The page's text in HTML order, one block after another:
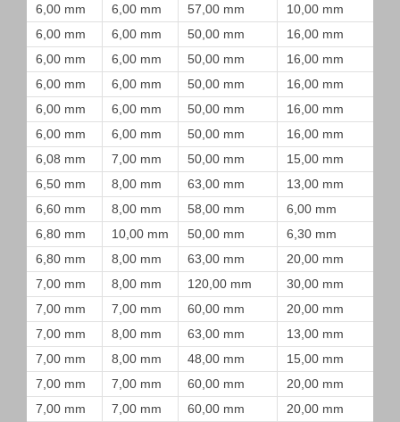
6,00 mm
6,00 mm 57,00 mm
10,00 mm
6,00 mm
6,00 mm 50,00 mm
16,00 mm
6,00 mm
6,00 mm 50,00 mm
16,00 mm
6,00 mm
6,00 mm 50,00 mm
16,00 mm
6,00 mm
6,00 mm 50,00 mm
16,00 mm
6,00 mm
6,00 mm 50,00 mm
16,00 mm
6,08 mm
7,00 mm 50,00 mm
15,00 mm
6,50 mm
8,00 mm 63,00 mm
13,00 mm
6,60 mm
8,00 mm 58,00 mm
6,00 mm
6,80 mm
10,00 mm 50,00 mm
6,30 mm
6,80 mm
8,00 mm 63,00 mm
20,00 mm
7,00 mm
8,00 mm 120,00 mm
30,00 mm
7,00 mm
7,00 mm 60,00 mm
20,00 mm
7,00 mm
8,00 mm 63,00 mm
13,00 mm
7,00 mm
8,00 mm 48,00 mm
15,00 mm
7,00 mm
7,00 mm 60,00 mm
20,00 mm
7,00 mm
7,00 mm 60,00 mm 20,00 mm